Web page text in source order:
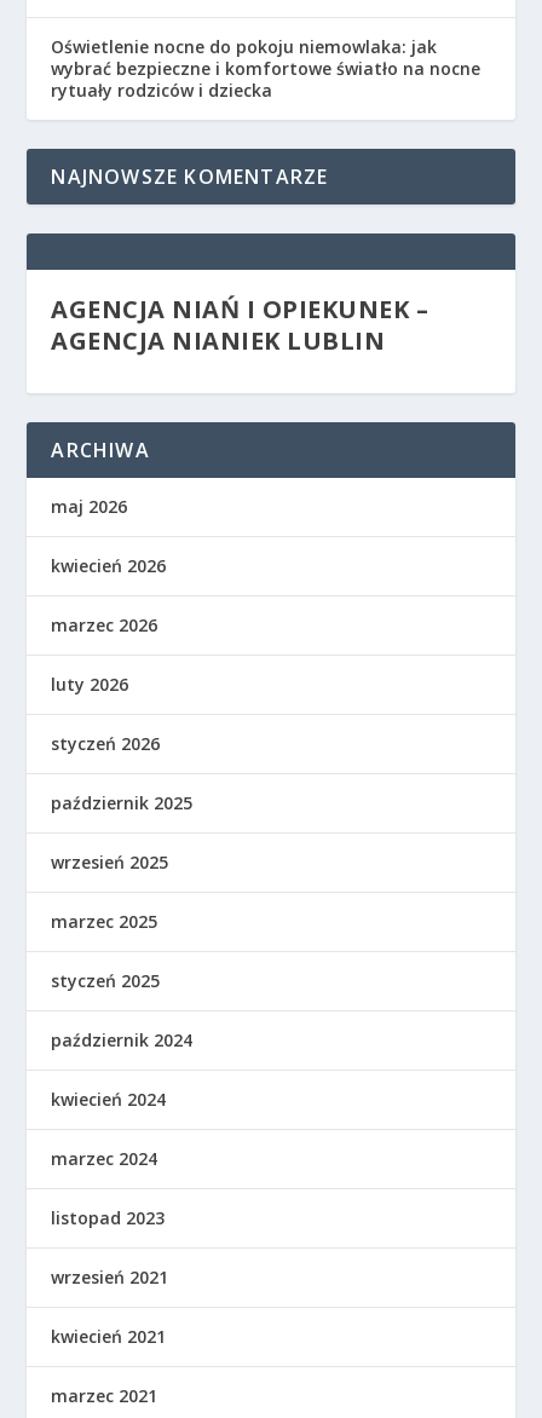
Oświetlenie nocne do pokoju niemowlaka: jak
wybrać bezpieczne i komfortowe światło na nocne
rytuały rodziców i dziecka
NAJNOWSZE KOMENTARZE
AGENCJA NIAŃ I OPIEKUNEK –
AGENCJA NIANIEK LUBLIN
ARCHIWA
maj 2026
kwiecień 2026
marzec 2026
luty 2026
styczeń 2026
październik 2025
wrzesień 2025
marzec 2025
styczeń 2025
październik 2024
kwiecień 2024
marzec 2024
listopad 2023
wrzesień 2021
kwiecień 2021
marzec 2021